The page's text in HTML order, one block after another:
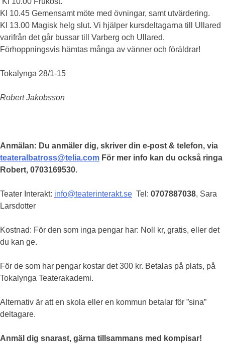
Kl 10.45 Gemensamt möte med övningar, samt utvärdering.
Kl 13.00 Magisk helg slut. Vi hjälper kursdeltagarna till Ullared
varifrån det går bussar till Varberg och Ullared.
Förhoppningsvis hämtas många av vänner och föräldrar!
Tokalynga 28/1-15
Robert Jakobsson
Anmälan: Du anmäler dig, skriver din e-post & telefon, via
teateralbatross@telia.com För mer info kan du också ringa
Robert, 0703169530.
Teater Interakt: info@teaterinterakt.se Tel: 0707887038, Sara
Larsdotter
Kostnad: För den som inga pengar har: Noll kr, gratis, eller det
du kan ge.
För de som har pengar kostar det 300 kr. Betalas på plats, på
Tokalynga Teaterakademi.
Alternativ är att en skola eller en kommun betalar för ”sina”
deltagare.
Anmäl dig snarast, gärna tillsammans med kompisar!